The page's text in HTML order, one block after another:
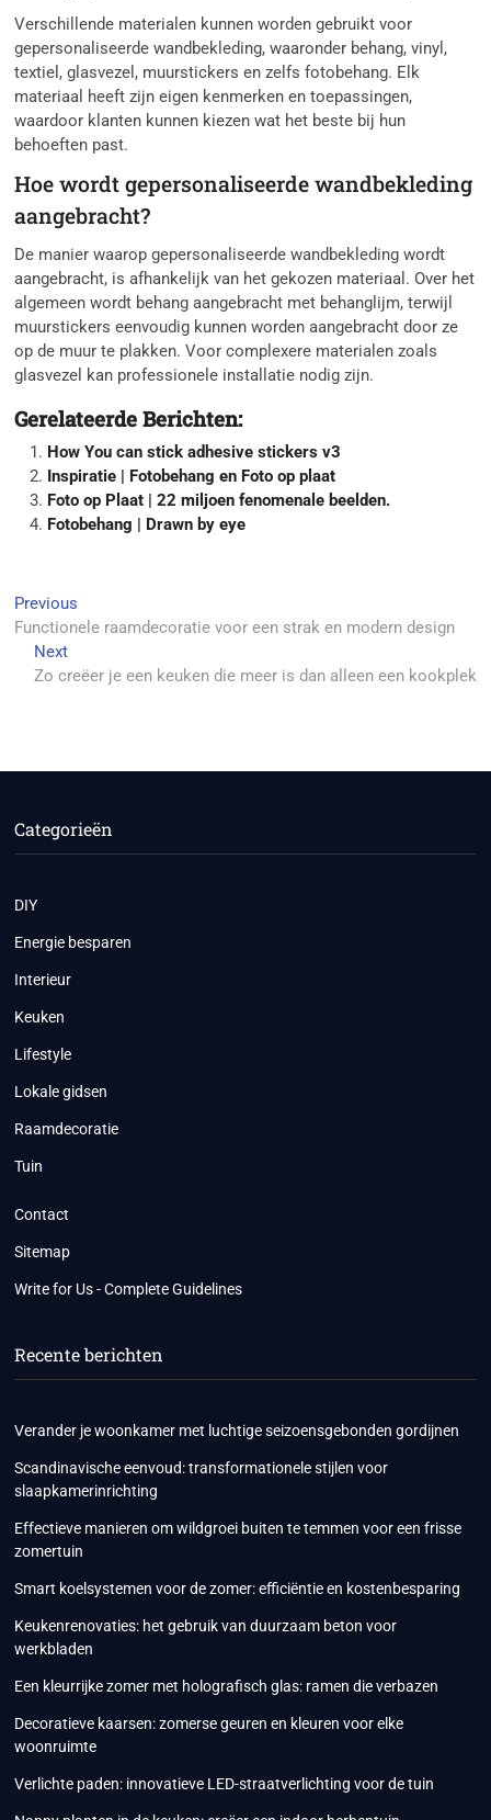
Verschillende materialen kunnen worden gebruikt voor
gepersonaliseerde wandbekleding, waaronder behang, vinyl,
textiel, glasvezel, muurstickers en zelfs fotobehang. Elk
materiaal heeft zijn eigen kenmerken en toepassingen,
waardoor klanten kunnen kiezen wat het beste bij hun
behoeften past.
Hoe wordt gepersonaliseerde wandbekleding
aangebracht?
De manier waarop gepersonaliseerde wandbekleding wordt
aangebracht, is afhankelijk van het gekozen materiaal. Over het
algemeen wordt behang aangebracht met behanglijm, terwijl
muurstickers eenvoudig kunnen worden aangebracht door ze
op de muur te plakken. Voor complexere materialen zoals
glasvezel kan professionele installatie nodig zijn.
Gerelateerde Berichten:
How You can stick adhesive stickers v3
Inspiratie | Fotobehang en Foto op plaat
Foto op Plaat | 22 miljoen fenomenale beelden.
Fotobehang | Drawn by eye
Berichtnavigatie
Previous
post:
Functionele raamdecoratie voor een strak en modern design
NextNext
post:
Zo creëer je een keuken die meer is dan alleen een kookplek
Categorieën
DIY
Energie besparen
Interieur
Keuken
Lifestyle
Lokale gidsen
Raamdecoratie
Tuin
Contact
Sitemap
Write for Us - Complete Guidelines
Recente berichten
Verander je woonkamer met luchtige seizoensgebonden gordijnen
Scandinavische eenvoud: transformationele stijlen voor
slaapkamerinrichting
Effectieve manieren om wildgroei buiten te temmen voor een frisse
zomertuin
Smart koelsystemen voor de zomer: efficiëntie en kostenbesparing
Keukenrenovaties: het gebruik van duurzaam beton voor
werkbladen
Een kleurrijke zomer met holografisch glas: ramen die verbazen
Decoratieve kaarsen: zomerse geuren en kleuren voor elke
woonruimte
Verlichte paden: innovatieve LED-straatverlichting voor de tuin